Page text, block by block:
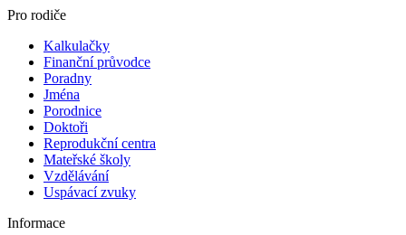
Pro rodiče
Kalkulačky
Finanční průvodce
Poradny
Jména
Porodnice
Doktoři
Reprodukční centra
Mateřské školy
Vzdělávání
Uspávací zvuky
Informace